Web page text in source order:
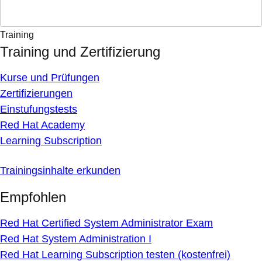
Training
Training und Zertifizierung
Kurse und Prüfungen
Zertifizierungen
Einstufungstests
Red Hat Academy
Learning Subscription
Trainingsinhalte erkunden
Empfohlen
Red Hat Certified System Administrator Exam
Red Hat System Administration I
Red Hat Learning Subscription testen (kostenfrei)